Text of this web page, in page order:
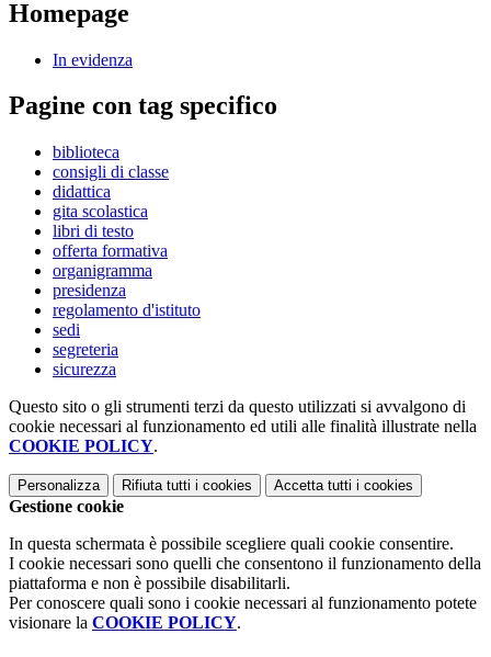
Homepage
In evidenza
Pagine con tag specifico
biblioteca
consigli di classe
didattica
gita scolastica
libri di testo
offerta formativa
organigramma
presidenza
regolamento d'istituto
sedi
segreteria
sicurezza
Questo sito o gli strumenti terzi da questo utilizzati si avvalgono di
cookie necessari al funzionamento ed utili alle finalità illustrate nella
COOKIE POLICY.
Personalizza Rifiuta tutti i cookies Accetta tutti i cookies
Gestione cookie
In questa schermata è possibile scegliere quali cookie consentire.
I cookie necessari sono quelli che consentono il funzionamento della
piattaforma e non è possibile disabilitarli.
Per conoscere quali sono i cookie necessari al funzionamento potete
visionare la COOKIE POLICY.